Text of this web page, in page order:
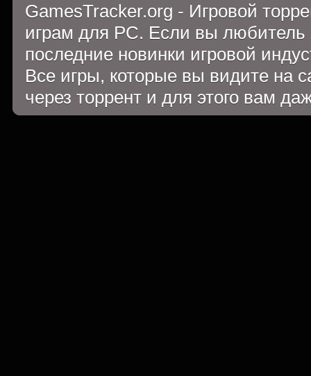
GamesTracker.org - Игровой
играм для PC. Если вы
последние новинки игровой
Все игры, которые вы видите на
через торрент и для этого вам